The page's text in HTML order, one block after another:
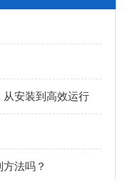
安装到高效运行
法吗？